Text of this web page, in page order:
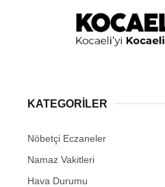
KATEGORİLER
Nöbetçi Eczaneler
Namaz Vakitleri
Hava Durumu